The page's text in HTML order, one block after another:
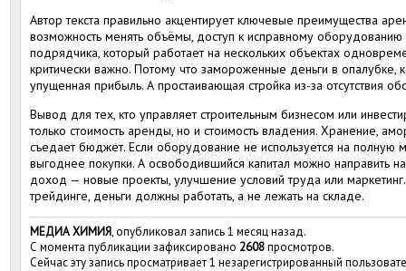
Автор текста правильно акцентирует ключевые преимущества
возможность менять объёмы, доступ к исправному
подрядчика, который работает на нескольких объектах
критически важно. Потому что замороженные деньги в опалубке,
упущенная прибыль. А простаивающая стройка из-за отсутствия
Вывод для тех, кто управляет строительным бизнесом или
только стоимость аренды, но и стоимость владения. Хранение,
съедает бюджет. Если оборудование не используется на полную
выгоднее покупки. А освободившийся капитал можно направить
доход — новые проекты, улучшение условий труда или маркетинг.
трейдинге, деньги должны работать, а не лежать на складе.
МЕДИА ХИМИЯ, опубликовал запись 1 месяц назад.
С момента публикации зафиксировано 2608просмотров.
Сейчас эту запись просматривает 1 незарегистрированный